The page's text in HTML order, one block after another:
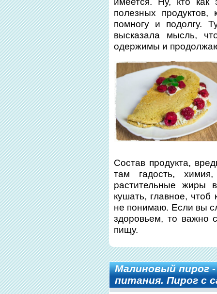
полезных
помногу и подолгу.
высказала мысль,
одержимы и
Состав продукта,
там гадость,
растительные жиры
кушать, главное, чтоб
не понимаю. Если вы
здоровьем, то важно
пищу.
Малиновый пирог
питания. Пирог с